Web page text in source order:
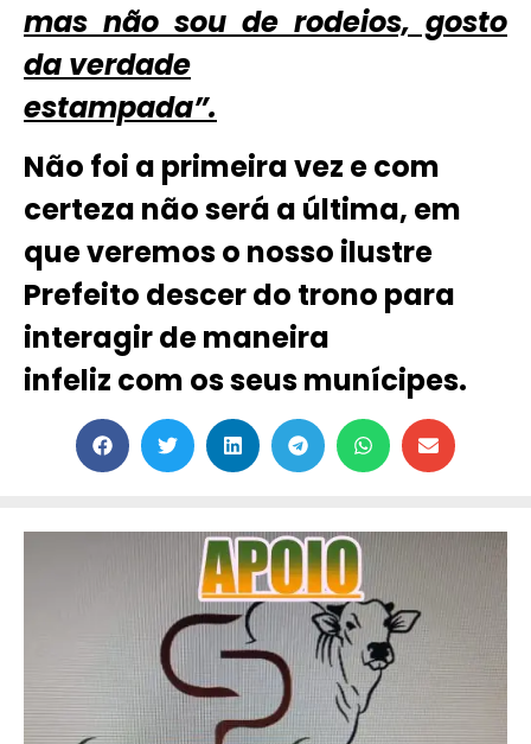
mas não sou de rodeios, gosto
da verdade
estampada”.
Não foi a primeira vez e com
certeza não será a última, em
que veremos o nosso ilustre
Prefeito descer do trono para
interagir de maneira
infeliz com os seus munícipes.